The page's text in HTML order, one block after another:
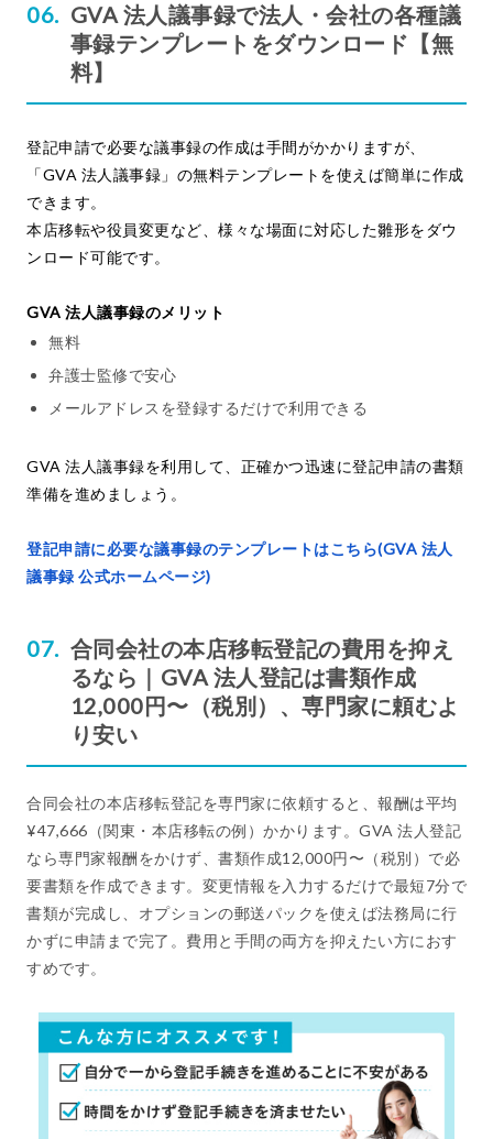
GVA 法人議事録で法人・会社の各種議
事録テンプレートをダウンロード【無
料】
登記申請で必要な議事録の作成は手間がかかりますが、
「GVA 法人議事録」の無料テンプレートを使えば簡単に作成
できます。
本店移転や役員変更など、様々な場面に対応した雛形をダウ
ンロード可能です。
GVA 法人議事録のメリット
無料
弁護士監修で安心
メールアドレスを登録するだけで利用できる
GVA 法人議事録を利用して、正確かつ迅速に登記申請の書類
準備を進めましょう。
登記申請に必要な議事録のテンプレートはこちら(GVA 法人
議事録 公式ホームページ)
合同会社の本店移転登記の費用を抑え
るなら｜GVA 法人登記は書類作成
12,000円〜（税別）、専門家に頼むよ
り安い
合同会社の本店移転登記を専門家に依頼すると、報酬は平均
¥47,666（関東・本店移転の例）かかります。GVA 法人登記
なら専門家報酬をかけず、書類作成12,000円〜（税別）で必
要書類を作成できます。変更情報を入力するだけで最短7分で
書類が完成し、オプションの郵送パックを使えば法務局に行
かずに申請まで完了。費用と手間の両方を抑えたい方におす
すめです。